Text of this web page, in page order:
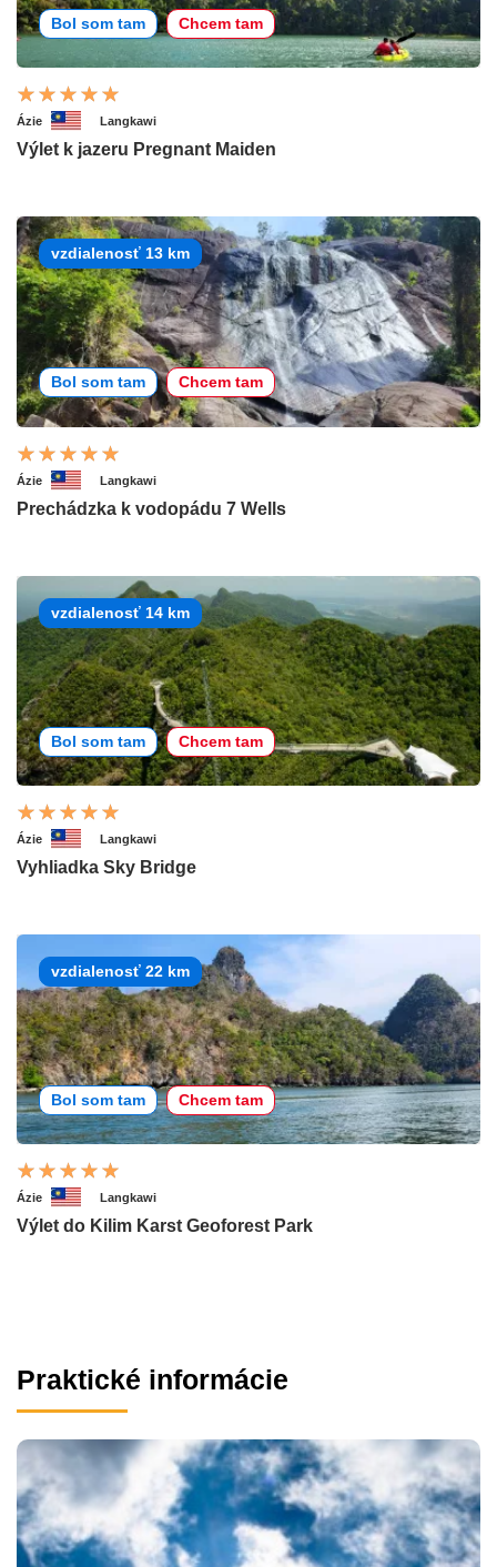
Bol som tam Chcem tam
Ázie Langkawi
Výlet k jazeru Pregnant Maiden
vzdialenosť 13 km
Bol som tam Chcem tam
Ázie Langkawi
Prechádzka k vodopádu 7 Wells
vzdialenosť 14 km
Bol som tam Chcem tam
Ázie Langkawi
Vyhliadka Sky Bridge
vzdialenosť 22 km
Bol som tam Chcem tam
Ázie Langkawi
Výlet do Kilim Karst Geoforest Park
Praktické informácie